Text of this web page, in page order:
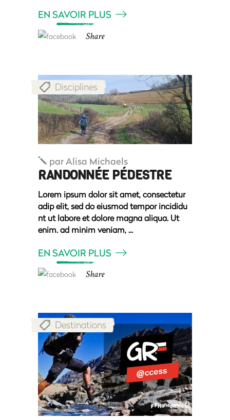
EN SAVOIR PLUS
Share
Disciplines
par Alisa Michaels
RANDONNÉE PÉDESTRE
Lorem ipsum dolor sit amet, consectetur
adip elit, sed do eiusmod tempor incididu
nt ut labore et dolore magna aliqua. Ut
enim. ad minim veniam,
EN SAVOIR PLUS
Share
Destinations